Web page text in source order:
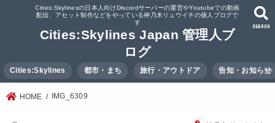
Cities:Skylinesの日本人向けDiscordサーバーの運営やYoutubeでの動画
配信、アセット制作などをやっている神乃木リュウイチの個人ブログで
す
Cities:Skylines Japan 管理人ブ
ログ
SEARCH
Cities:Skylines 都市・まち 旅行・アウトドア 告知・お知らせ
HOME IMG_6309